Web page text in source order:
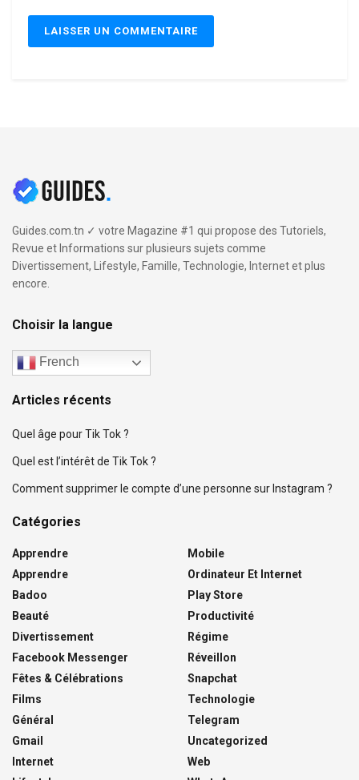
Guides.com.tn ✓ votre Magazine #1 qui propose des Tutoriels,
Revue et Informations sur plusieurs sujets comme
Divertissement, Lifestyle, Famille, Technologie, Internet et plus
encore.
Choisir la langue
French
Articles récents
Quel âge pour Tik Tok ?
Quel est l’intérêt de Tik Tok ?
Comment supprimer le compte d’une personne sur Instagram ?
Catégories
Apprendre
Apprendre
Badoo
Beauté
Divertissement
Facebook Messenger
Fêtes & Célébrations
Films
Général
Gmail
Internet
Mobile
Ordinateur Et Internet
Play Store
Productivité
Régime
Réveillon
Snapchat
Technologie
Telegram
Uncategorized
Web